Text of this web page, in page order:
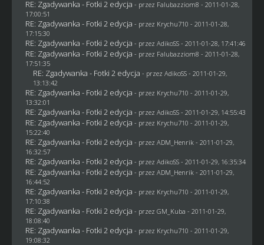
RE: Zgadywanka - Fotki 2 edycja - przez Falubazziom8 - 2011-01-28,
17:00:51
RE: Zgadywanka - Fotki 2 edycja - przez Krychu710 - 2011-01-28,
17:15:30
RE: Zgadywanka - Fotki 2 edycja - przez AdikoSS - 2011-01-28, 17:41:46
RE: Zgadywanka - Fotki 2 edycja - przez Falubazziom8 - 2011-01-28,
17:51:35
RE: Zgadywanka - Fotki 2 edycja - przez AdikoSS - 2011-01-29,
13:13:42
RE: Zgadywanka - Fotki 2 edycja - przez Krychu710 - 2011-01-29,
13:32:01
RE: Zgadywanka - Fotki 2 edycja - przez AdikoSS - 2011-01-29, 14:55:43
RE: Zgadywanka - Fotki 2 edycja - przez Krychu710 - 2011-01-29,
15:22:40
RE: Zgadywanka - Fotki 2 edycja - przez ADM_Henrik - 2011-01-29,
16:32:57
RE: Zgadywanka - Fotki 2 edycja - przez AdikoSS - 2011-01-29, 16:35:34
RE: Zgadywanka - Fotki 2 edycja - przez ADM_Henrik - 2011-01-29,
16:44:52
RE: Zgadywanka - Fotki 2 edycja - przez Krychu710 - 2011-01-29,
17:10:38
RE: Zgadywanka - Fotki 2 edycja - przez GM_Kuba - 2011-01-29,
18:08:40
RE: Zgadywanka - Fotki 2 edycja - przez Krychu710 - 2011-01-29,
19:08:32